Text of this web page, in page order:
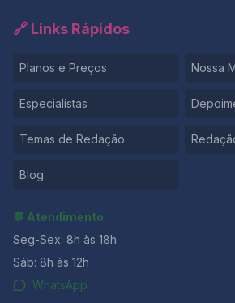
🔗 Links Rápidos
Planos e Preços Nossa
Especialistas
Temas de Redação
Blog
💬 Atendimento
Seg-Sex: 8h às 18h
Sáb: 8h às 12h
WhatsApp